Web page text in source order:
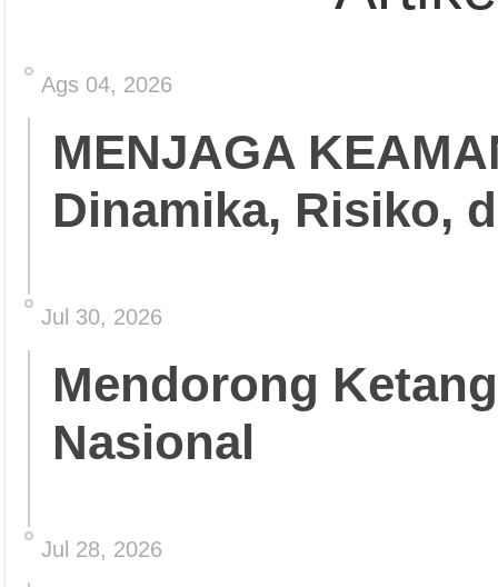
Ags 04, 2026
MENJAGA
Dinamika, Risiko,
Jul 30, 2026
Mendorong
Nasional
Jul 28, 2026